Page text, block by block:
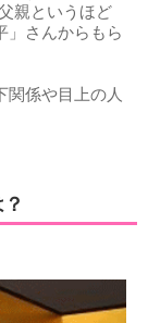
親というほど
」さんからもら
関係や目上の人